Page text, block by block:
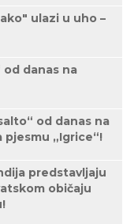
ulazi u uho –
od danas na
od danas na
„Igrice“!
predstavljaju
običaju